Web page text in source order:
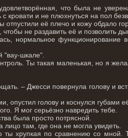
что была не
кровати и не плюхнуться на пол
отпустили её плечо и кожу обдало
не раздавить её и позволить
нормальное
"вау-шкале".
Ты такая маленькая, но я
– Джесси повернула голову и
опустил голову и коснулся губами
Я мог серьёзно навредить тебе.
была просто потрясной.
там, где она не могла увидеть.
ты хрупкая по сравнению со